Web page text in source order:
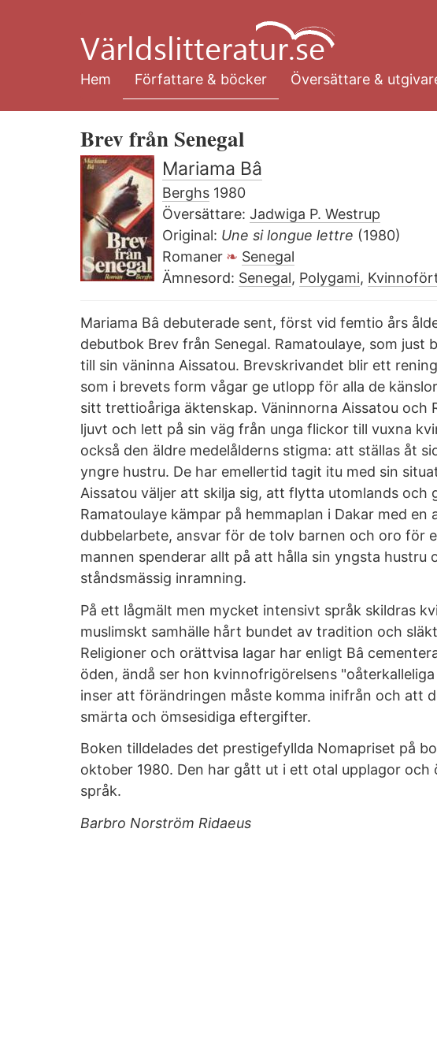
huvudinnehåll
Hem
Författare & böcker Översättare &
Brev från Senegal
Mariama Bâ
Berghs 1980
Översättare: Jadwiga P. Westrup
Original: Une si longue lettre (1980)
Romaner
Senegal
Ämnesord: Senegal, Polygami,
Mariama Bâ debuterade sent, först vid femtio års
debutbok Brev från Senegal. Ramatoulaye, som just
till sin väninna Aissatou. Brevskrivandet blir ett
som i brevets form vågar ge utlopp för alla de
sitt trettioåriga äktenskap. Väninnorna Aissatou och
ljuvt och lett på sin väg från unga flickor till vuxna
också den äldre medelålderns stigma: att ställas åt
yngre hustru. De har emellertid tagit itu med sin
Aissatou väljer att skilja sig, att flytta utomlands och
Ramatoulaye kämpar på hemmaplan i Dakar med en
dubbelarbete, ansvar för de tolv barnen och oro för
mannen spenderar allt på att hålla sin yngsta hustru
ståndsmässig inramning.
På ett lågmält men mycket intensivt språk skildras
muslimskt samhälle hårt bundet av tradition och
Religioner och orättvisa lagar har enligt Bâ
öden, ändå ser hon kvinnofrigörelsens
inser att förändringen måste komma inifrån och att
smärta och ömsesidiga eftergifter.
Boken tilldelades det prestigefyllda Nomapriset på
oktober 1980. Den har gått ut i ett otal upplagor och
språk.
Barbro Norström Ridaeus